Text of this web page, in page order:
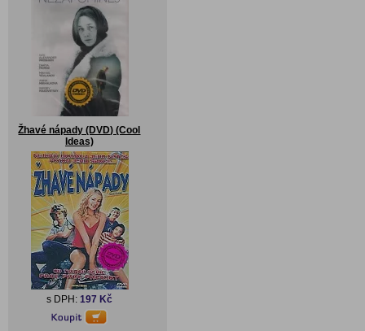
Žhavé nápady (DVD) (Cool
Ideas)
s DPH: 197 Kč